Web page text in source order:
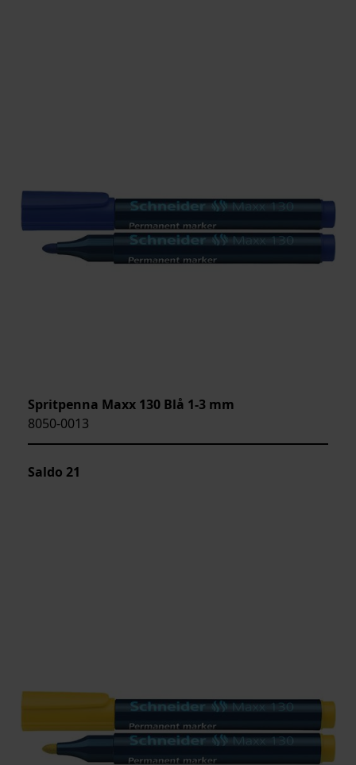
Spritpenna Maxx 130 Blå 1-3 mm
8050-0013
Saldo 21